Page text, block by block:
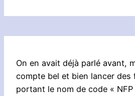
On en avait déjà parlé avant,
compte bel et bien lancer des
portant le nom de code «